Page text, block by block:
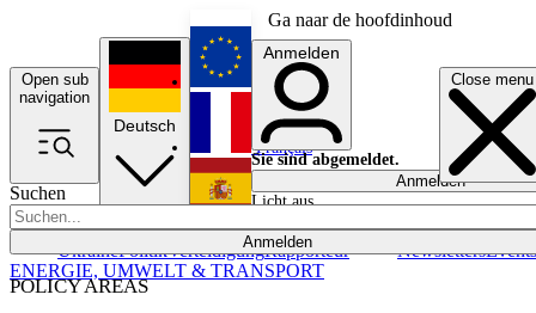
Ga naar de hoofdinhoud
Open sub
navigation
Close menu
Suchen
Anmelden
POLICY AREAS
UkrainePolitikVerteidigungRapporteur NewslettersEvents
Deutsch
English
Français
Anmelden
Sie sind abgemeldet.
Anmelden
Licht aus
ENERGIE, UMWELT & TRANSPORT